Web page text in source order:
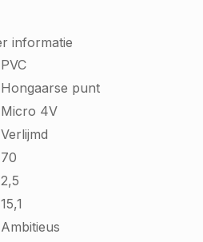
informatie
PVC
Hongaarse punt
Micro 4V
Verlijmd
70
2,5
15,1
Ambitieus